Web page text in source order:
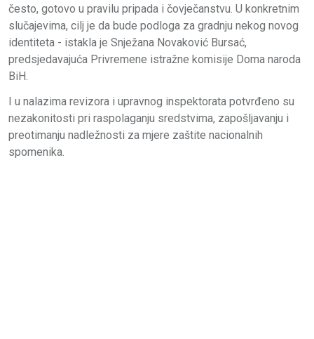
često, gotovo u pravilu pripada i čovječanstvu. U konkretnim
slučajevima, cilj je da bude podloga za gradnju nekog novog
identiteta - istakla je Snježana Novaković Bursać,
predsjedavajuća Privremene istražne komisije Doma naroda
BiH.
I u nalazima revizora i upravnog inspektorata potvrđeno su
nezakonitosti pri raspolaganju sredstvima, zapošljavanju i
preotimanju nadležnosti za mjere zaštite nacionalnih
spomenika.